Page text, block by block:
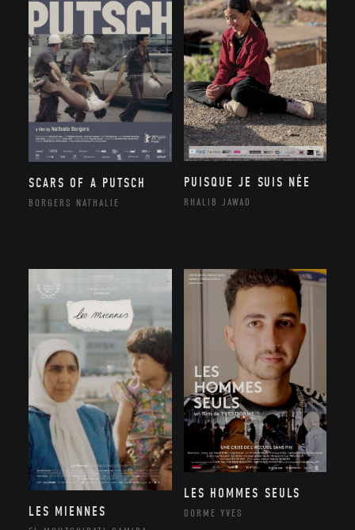
SCARS OF A PUTSCH
BORGERS NATHALIE
PUISQUE JE SUIS NÉE
RHALIB JAWAD
LES MIENNES
LES HOMMES SEULS
DORME YVES